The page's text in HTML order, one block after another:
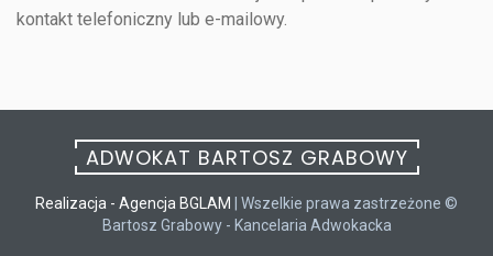
kontakt telefoniczny lub e-mailowy.
ADWOKAT BARTOSZ GRABOWY
Realizacja - Agencja BGLAM
| Wszelkie prawa zastrzeżone ©
Bartosz Grabowy - Kancelaria Adwokacka